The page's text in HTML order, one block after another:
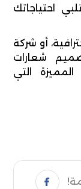
احتياجاتك
أو شركة
شعارات
التي